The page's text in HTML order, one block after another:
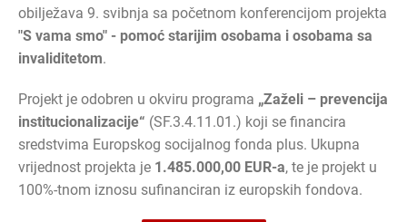
obilježava 9. svibnja sa početnom konferencijom projekta
"S vama smo" - pomoć starijim osobama i osobama sa
invaliditetom.
Projekt je odobren u okviru programa „Zaželi – prevencija
institucionalizacije“ (SF.3.4.11.01.) koji se financira
sredstvima Europskog socijalnog fonda plus. Ukupna
vrijednost projekta je 1.485.000,00 EUR-a, te je projekt u
100%-tnom iznosu sufinanciran iz europskih fondova.